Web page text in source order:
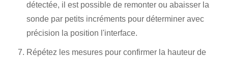
détectée, il est possible de remonter ou abaisser la
sonde par petits incréments pour déterminer avec
précision la position l'interface.
Répétez les mesures pour confirmer la hauteur de